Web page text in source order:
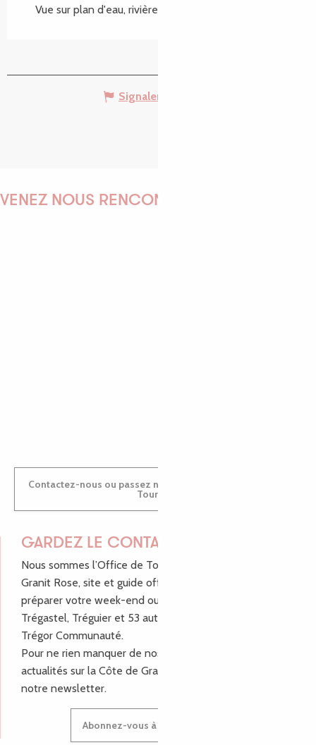
Vue sur plan d'eau, rivière, canal :
Signaler une erreur
VENEZ NOUS RENCONTRER !
Contactez-nous ou passez nous voir dans nos Offices de
Tourisme
GARDEZ LE CONTACT !
Nous sommes l’Office de Tourisme Bretagne - Côte de
Granit Rose, site et guide officiel pour vous aider à
préparer votre week-end ou vos vacances à Lannion,
Trégastel, Tréguier et 53 autres communes de Lannion-
Trégor Communauté.
Pour ne rien manquer de nos bons plans et nos
actualités sur la Côte de Granit Rose, inscrivez-vous à
notre newsletter.
Abonnez-vous à notre newsletter